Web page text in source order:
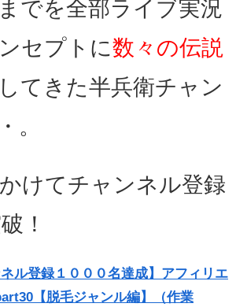
でを全部ライブ実況
セプトに数々の伝説
てきた半兵衛チャン
。
けてチャンネル登録
！
ネル登録１０００名達成】アフィリエ
【脱毛ジャンル編】（作業